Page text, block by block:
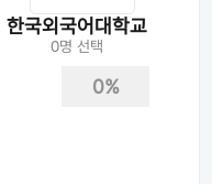
한국외국어대학교
0명 선택
0%